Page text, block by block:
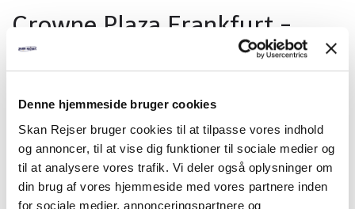
Denne hjemmeside bruger cookies
Skan Rejser bruger cookies til at tilpasse vores indhold
og annoncer, til at vise dig funktioner til sociale medier og
til at analysere vores trafik. Vi deler også oplysninger om
din brug af vores hjemmeside med vores partnere inden
for sociale medier, annonceringspartnere og
Crowne Plaza Frankfurt -
overnatningshotel